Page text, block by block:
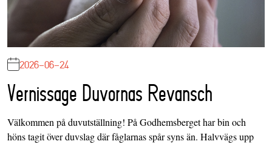
2026-06-24
Vernissage Duvornas Revansch
Välkommen på duvutställning! På Godhemsberget har bin och
höns tagit över duvslag där fåglarnas spår syns än. Halvvägs upp